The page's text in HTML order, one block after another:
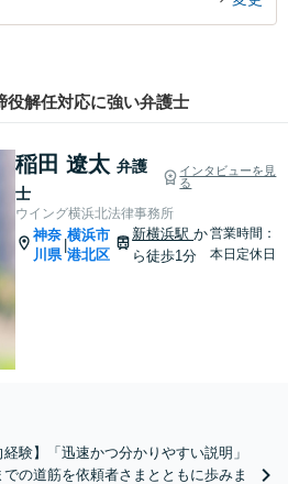
役解任対応に強い弁護士
稲田 遼太 弁護
士
インタビューを見
る
ウイング横浜北法律事務所
神奈
川県
横浜市
港北区
新横浜駅か
ら徒歩1分
営業時間：
本日定休日
験】「迅速かつ分かりやすい説明」
の道筋を依頼者さまとともに歩みま